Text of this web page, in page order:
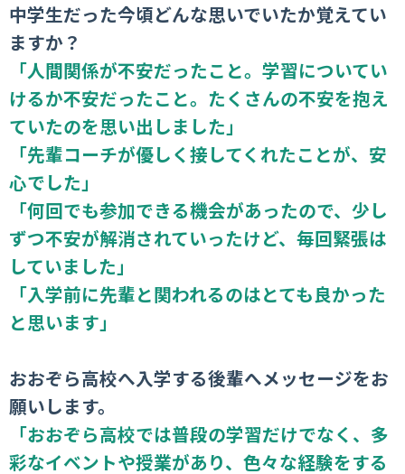
中学生だった今頃どんな思いでいたか覚えてい
ますか？
「人間関係が不安だったこと。学習についてい
けるか不安だったこと。たくさんの不安を抱え
ていたのを思い出しました」
「先輩コーチが優しく接してくれたことが、安
心でした」
「何回でも参加できる機会があったので、少し
ずつ不安が解消されていったけど、毎回緊張は
していました」
「入学前に先輩と関われるのはとても良かった
と思います」
おおぞら高校へ入学する後輩へメッセージをお
願いします。
「おおぞら高校では普段の学習だけでなく、多
彩なイベントや授業があり、色々な経験をする